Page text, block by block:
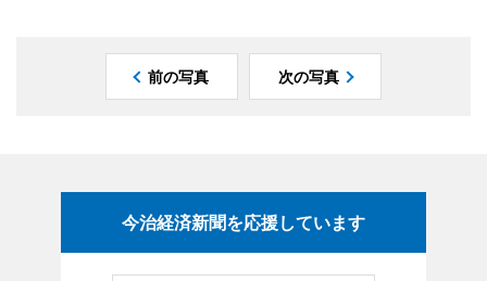
前の写真 次の写真
今治経済新聞を応援しています